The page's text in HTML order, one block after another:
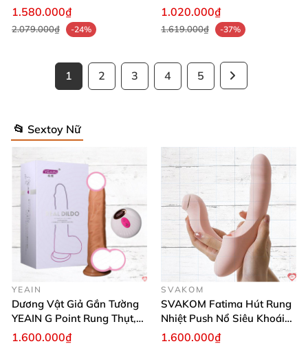
1.580.000₫
2.079.000₫ -24%
Mạnh
1.020.000₫
1.619.000₫ -37%
1 2 3 4 5
📂 Sextoy Nữ
YEAIN
Dương Vật Giả Gắn Tường
YEAIN G Point Rung Thụt,
Tỏa Nhiệt, Điều Khiển Xa
1.600.000₫
SVAKOM
SVAKOM Fatima Hút Rung
Nhiệt Push Nổ Siêu Khoái
Lạc
1.600.000₫